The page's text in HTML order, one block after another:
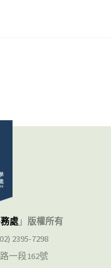
處 」 版權所有
2395-7298
一段162號